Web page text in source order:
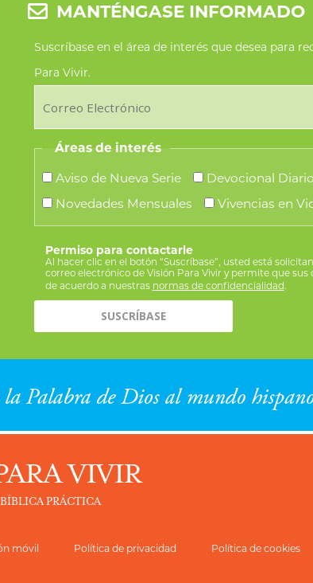
MANTÉNGASE INFORMADO
Suscríbase en el área de interés que desea para
Para Vivir.
Áreas de interés
Aviso de Nueva Serie
Devocional Diario
Novedades Mensuales
Vivencias en
Permiso para contactarle
Al hacer clic en el botón “Suscríbase”, usted está
correo electrónico de Visión Para Vivir y permite que sus
de acuerdo a nuestras normas de confidencialidad.
VIVIR
PRÁCTICA
móvil Política de privacidad Política de cookies